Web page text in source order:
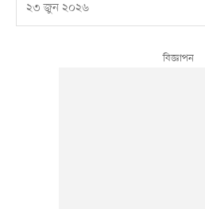
২৩ জুন ২০২৬